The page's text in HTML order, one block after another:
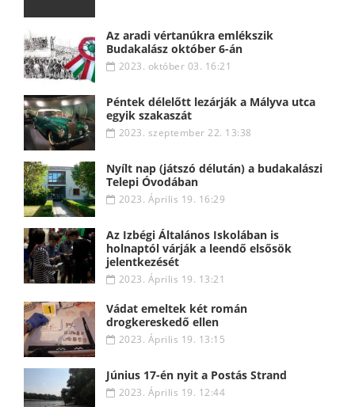
Az aradi vértanúkra emlékszik
Budakalász október 6-án
2023. október 03. 16:21
Péntek délelőtt lezárják a Mályva utca
egyik szakaszát
2023. szeptember 22. 13:38
Nyílt nap (játszó délután) a budakalászi
Telepi Óvodában
2023. Április 19. 16:29
Az Izbégi Általános Iskolában is
holnaptól várják a leendő elsősök
jelentkezését
2023. Április 19. 13:21
Vádat emeltek két román
drogkereskedő ellen
2023. Április 19. 13:15
Június 17-én nyit a Postás Strand
2023. Április 19. 12:44